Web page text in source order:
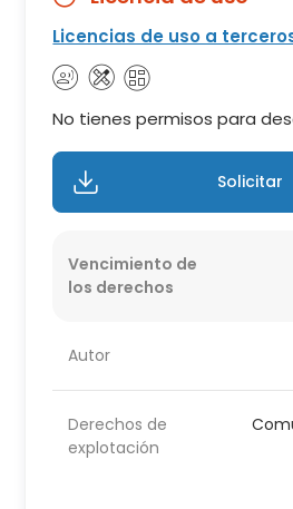
Licencias de uso a
No tienes permisos para
Solicitar
Vencimiento de
los derechos
Autor
Derechos de
explotación